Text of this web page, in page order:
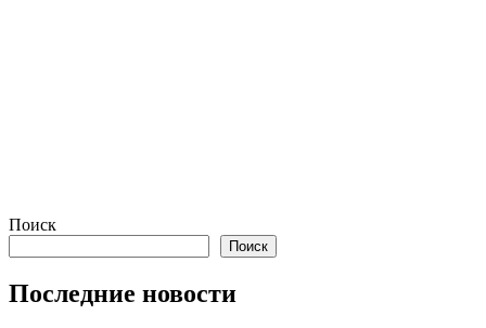
Поиск
Поиск
Последние новости